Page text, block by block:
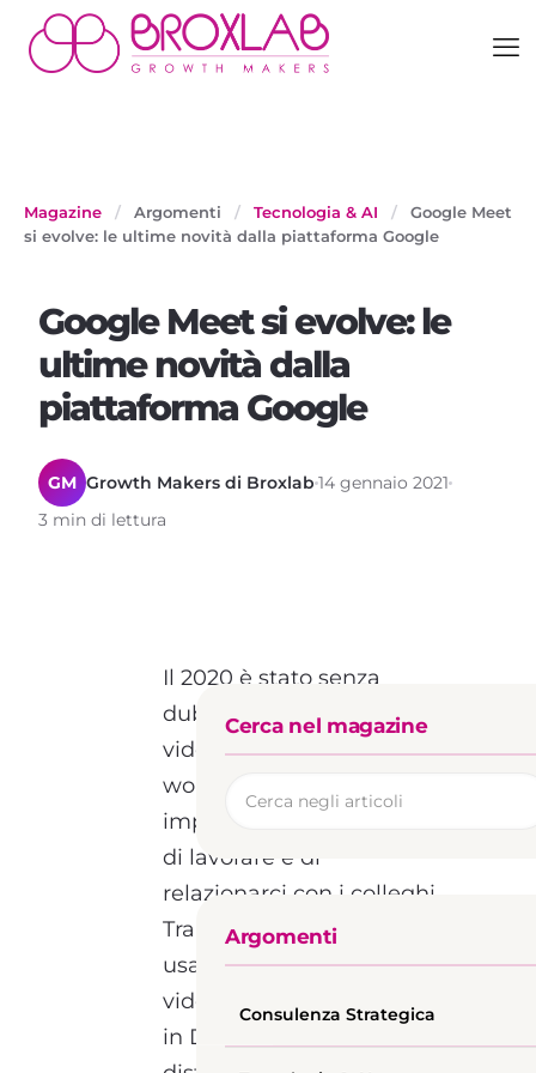
Magazine / Argomenti / Tecnologia & AI /
Google Meet
si evolve: le ultime novità dalla piattaforma Google
Google Meet si evolve: le
ultime novità dalla
piattaforma Google
GM Growth Makers di Broxlab 14 gennaio 2021
3 min di lettura
Il 2020 è stato senza
dubbio l’anno delle
videocall, lo smart
working, infatti, ci ha
imposto un nuovo modo
di lavorare e di
relazionarci con i colleghi.
Tra le applicazioni più
usate per organizzare
videochiamate di lavoro o
in DaD (didattica a
Cerca nel magazine
Argomenti
Consulenza Strategica